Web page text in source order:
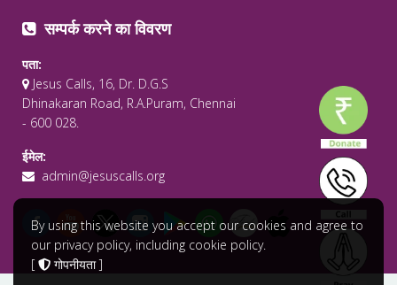
सम्पर्क करने का विवरण
पता:
Jesus Calls, 16, Dr. D.G.S
Dhinakaran Road, R.A.Puram, Chennai
- 600 028.
ईमेल:
admin@jesuscalls.org
By using this website you accept our cookies and agree to
our privacy policy, including cookie policy.
[
गोपनीयता]